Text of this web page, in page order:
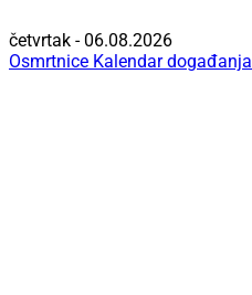
četvrtak - 06.08.2026
Osmrtnice Kalendar događanja